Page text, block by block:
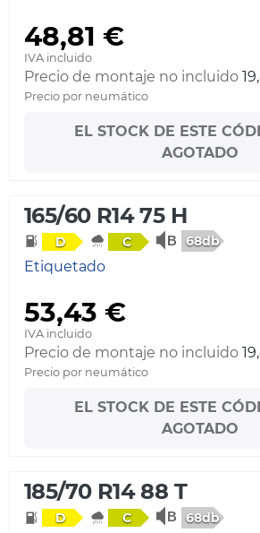
48,81 €
IVA incluido
Precio de montaje no incluido
Precio por neumático
EL STOCK DE ESTE
AGOTADO
165/60 R14 75 H
D C 68db
Etiquetado
53,43 €
IVA incluido
Precio de montaje no incluido
Precio por neumático
EL STOCK DE ESTE
AGOTADO
185/70 R14 88 T
D C 68db